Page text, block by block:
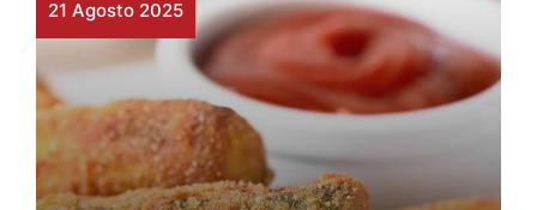
21 Agosto 2025